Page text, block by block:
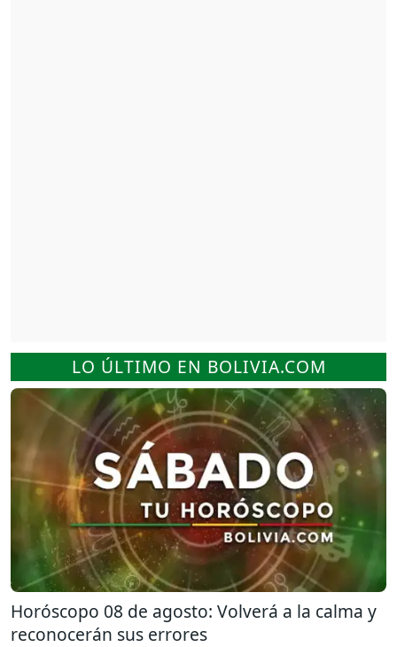
LO ÚLTIMO EN BOLIVIA.COM
Horóscopo 08 de agosto: Volverá a la calma y
reconocerán sus errores